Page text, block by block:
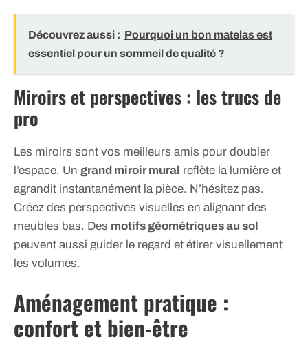
Découvrez aussi : Pourquoi un bon matelas est
essentiel pour un sommeil de qualité ?
Miroirs et perspectives : les trucs de
pro
Les miroirs sont vos meilleurs amis pour doubler
l’espace. Un grand miroir mural reflète la lumière et
agrandit instantanément la pièce. N’hésitez pas.
Créez des perspectives visuelles en alignant des
meubles bas. Des motifs géométriques au sol
peuvent aussi guider le regard et étirer visuellement
les volumes.
Aménagement pratique :
confort et bien-être